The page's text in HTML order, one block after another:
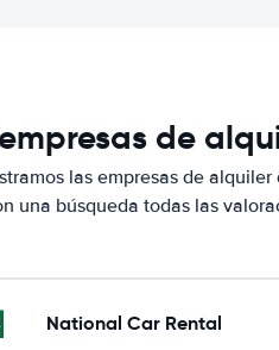
de
las empresas de
una búsqueda todas las
National Car Rental